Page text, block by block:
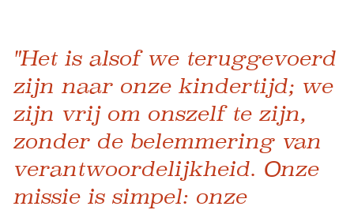
"Het is alsof we teruggevoerd
zijn naar onze kindertijd; we
zijn vrij om onszelf te zijn,
zonder de belemmering van
verantwoordelijkheid. Onze
missie is simpel: onze